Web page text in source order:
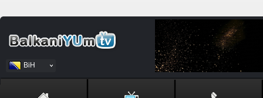
BiH
Srpski